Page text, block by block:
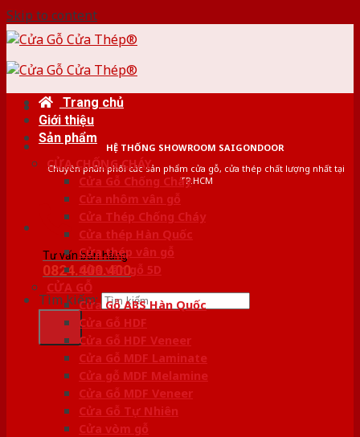
Skip to content
HỆ THỐNG SHOWROOM SAIGONDOOR
Chuyên phân phối các sản phẩm cửa gỗ, cửa thép chất lượng nhất tại
TP.HCM
Tư vấn bán hàng
0824.400.400
Tìm kiếm:
Trang chủ
Giới thiệu
Sản phẩm
CỬA CHỐNG CHÁY
Cửa Gỗ Chống Cháy
Cửa nhôm vân gỗ
Cửa Thép Chống Cháy
Cửa thép Hàn Quốc
Cửa thép vân gỗ
Cửa vân gỗ 5D
CỬA GỖ
Cửa Gỗ ABS Hàn Quốc
Cửa Gỗ HDF
Cửa Gỗ HDF Veneer
Cửa Gỗ MDF Laminate
Cửa gỗ MDF Melamine
Cửa Gỗ MDF Veneer
Cửa Gỗ Tự Nhiên
Cửa vòm gỗ